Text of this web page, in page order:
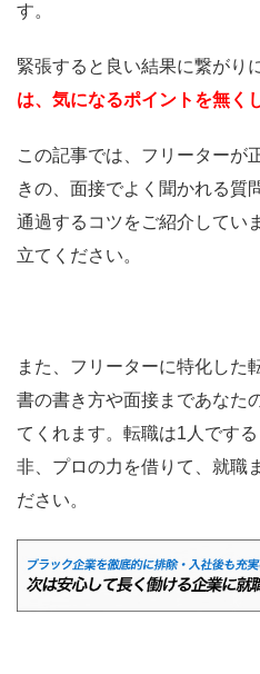
す。
緊張すると良い結果に繋がり
は、気になるポイントを無く
この記事では、フリーターが
きの、面接でよく聞かれる質
通過するコツをご紹介してい
立てください。
また、フリーターに特化した
書の書き方や面接まであなた
てくれます。転職は1人です
非、プロの力を借りて、就職
ださい。